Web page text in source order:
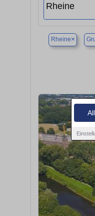
Rheine×